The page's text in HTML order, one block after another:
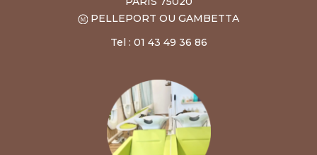
PELLEPORT OU GAMBETTA
Tel : 01 43 49 36 86